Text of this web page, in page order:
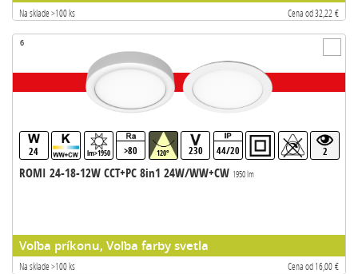
Na sklade >100 ks Cena od 32,22 €
6
24 lm>1950 >80 120° 230 44/20 2
ROMI 24-18-12W CCT+PC 8in1 24W/WW+CW 1950 lm
Voľba príkonu, Voľba farby svetla
Na sklade >100 ks Cena od 16,00 €